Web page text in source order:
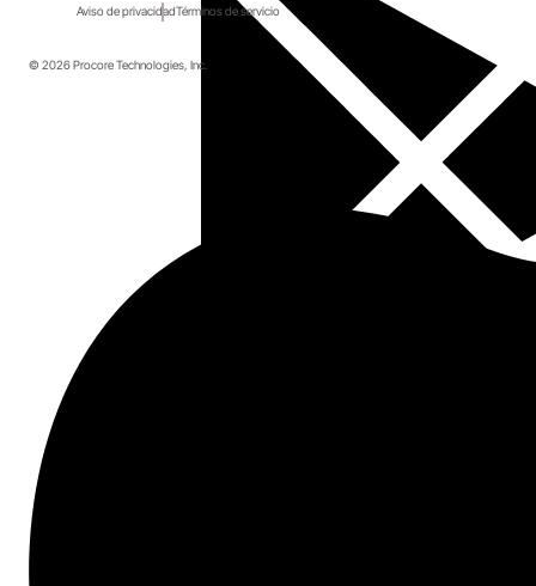
Aviso de privacidadTérminos de servicio
© 2026 Procore Technologies, Inc.